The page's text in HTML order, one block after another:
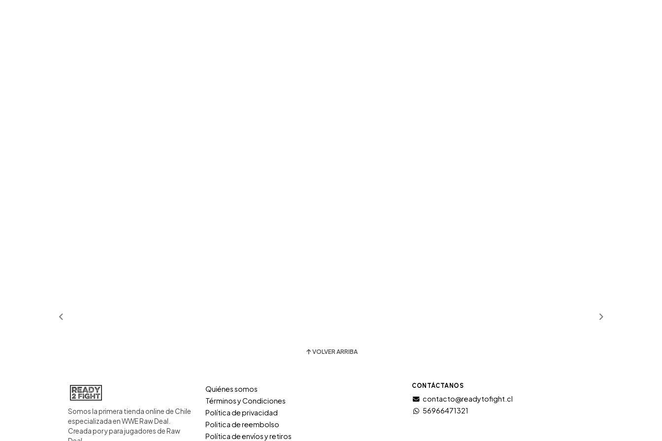
VOLVER ARRIBA
Somos la primera tienda online de Chile
especializada en WWE Raw Deal.
Creada por y para jugadores de Raw
Quiénes somos
Términos y Condiciones
Política de privacidad
Politica de reembolso
Política de envíos y retiros
CONTÁCTANOS
contacto@readytofight.cl
56966471321